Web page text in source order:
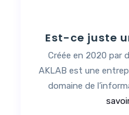
Est-ce juste
Créée en 2020 par
AKLAB est une
domaine de